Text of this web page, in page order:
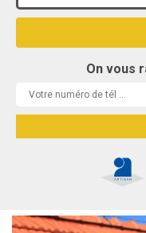
On vous